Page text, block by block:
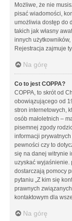
Możliwe, że nie
pisać wiadomości,
umożliwia dostęp do
takich jak własny
innych
Rejestracja zajmuje
Na górę
Co to jest COPPA?
COPPA, to skrót od
obowiązującego od
stron internetowych,
osób małoletnich –
pisemnej zgody
informacji
pewności czy to
się na danej witrynie
uzyskać wyjaśnienie.
dostarczają pomocy
pytaniu „Z kim się
prawnych
kontaktowym dla
Na górę